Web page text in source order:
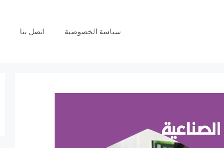
سياسة الخصوصية اتصل بنا